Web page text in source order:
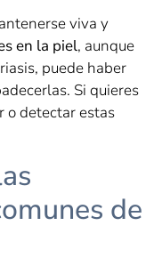
viva y
en la piel, aunque
puede haber
Si quieres
o detectar estas
de